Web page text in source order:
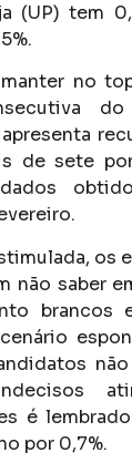
(UP) tem
no
de sete
os
não saber
brancos
é
por 0,7%.